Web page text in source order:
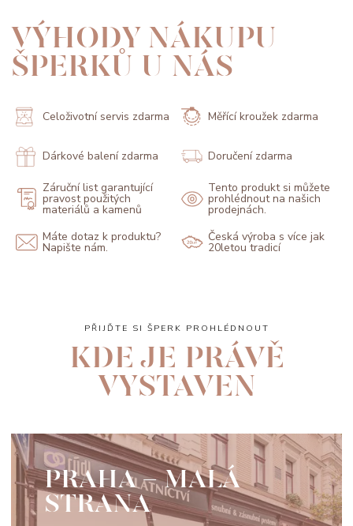
VÝHODY NÁKUPU
ŠPERKŮ U NÁS
Celoživotní servis zdarma Měřící kroužek zdarma
Dárkové balení zdarma Doručení zdarma
Záruční list garantující
pravost použitých
materiálů a kamenů
Tento produkt si můžete
prohlédnout na našich
prodejnách.
Máte dotaz k produktu?
Napište nám.
Česká výroba s více jak
20letou tradicí
PŘIJĎTE SI ŠPERK PROHLÉDNOUT
KDE JE PRÁVĚ
VYSTAVEN
PRAHA - MALÁ
STRANA